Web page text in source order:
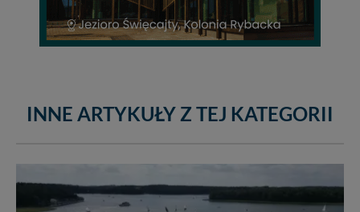
INNE ARTYKUŁY Z TEJ KATEGORII